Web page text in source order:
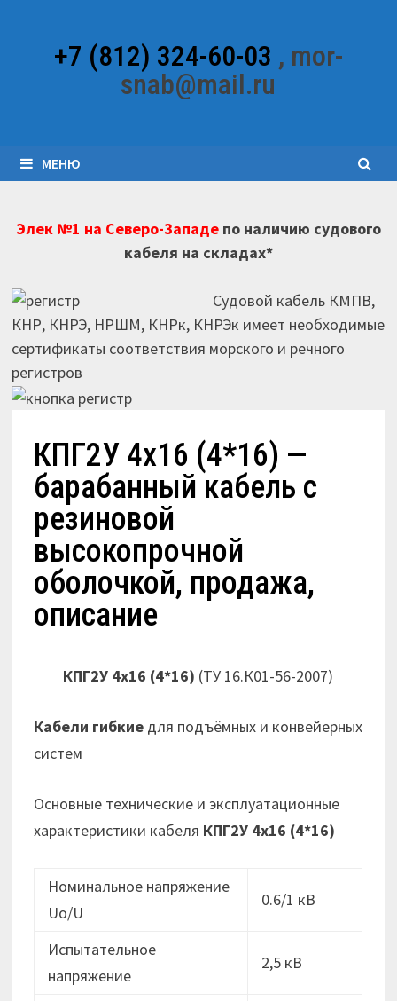
содержимому+7 (812) 324-60-03 , mor-
snab@mail.ru
МЕНЮ
Элек №1 на Северо-Западепо наличию судового
кабеля на складах*
Судовой кабель КМПВ,
КНР, КНРЭ, НРШМ, КНРк, КНРЭк имеет необходимые
сертификаты соответствия морского и речного
регистров
КПГ2У 4х16 (4*16) —
барабанный кабель с
резиновой
высокопрочной
оболочкой, продажа,
описание
КПГ2У 4х16 (4*16) (ТУ 16.К01-56-2007)
Кабели гибкие для подъёмных и конвейерных
систем
Основные технические и эксплуатационные
характеристики кабеля КПГ2У 4х16 (4*16)
Номинальное напряжение
Uo/U
0.6/1 кВ
Испытательное
напряжение
2,5 кВ